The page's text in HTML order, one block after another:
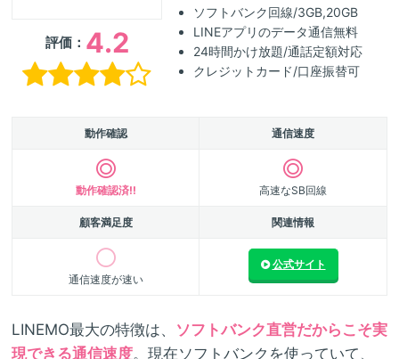
評価： 4.2
ソフトバンク回線/3GB,20GB
LINEアプリのデータ通信無料
24時間かけ放題/通話定額対応
クレジットカード/口座振替可
動作確認 通信速度
動作確認済!! 高速なSB回線
顧客満足度 関連情報
通信速度が速い
公式サイト
LINEMO最大の特徴は、 ソフトバンク直営だからこそ実
現できる通信速度。現在ソフトバンクを使っていて、